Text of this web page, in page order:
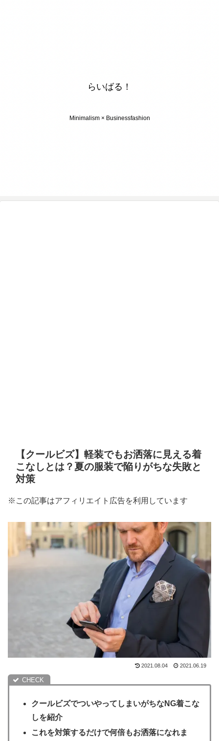
らいばる！
Minimalism × Businessfashion
【クールビズ】軽装でもお洒落に見える着
こなしとは？夏の服装で陥りがちな失敗と
対策
※この記事はアフィリエイト広告を利用しています
2021.08.04 2021.06.19
クールビズでついやってしまいがちなNG着こな
しを紹介
これを対策するだけで何倍もお洒落になれま